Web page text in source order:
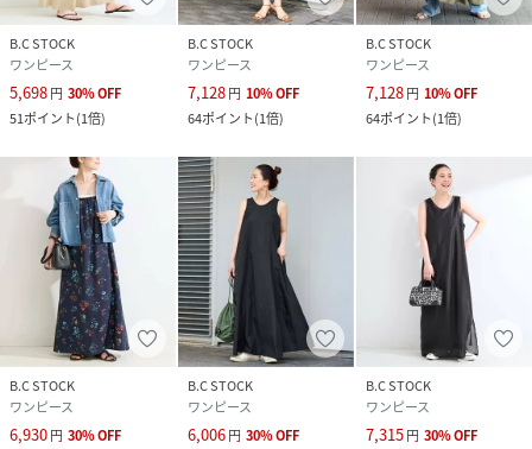
性別タイプ レディース
原産国 ミャンマー
素材 本体:リネン55%、レーヨン45%
サイズ S、M
クリーニング 本体:手洗い可能
品番
RX7739_26040700805110
(26040700805110-001-802 RX7739
B.C STOCK
ワンピース
5,698円 30%OFF
51ポイント(1倍)
B.C STOCK
ワンピース
7,128円 10%OFF
64ポイント(1倍)
B.C STOCK
ワンピース
7,128円 10%OFF
64ポイント(1倍)
B.C STOCK
ワンピース
6,930円 30%OFF
B.C STOCK
ワンピース
6,006円 30%OFF
B.C STOCK
ワンピース
7,315円 30%OFF